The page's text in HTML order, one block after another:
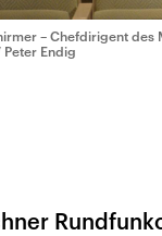
– Chefdirigent
Endig